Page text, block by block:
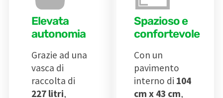
Elevata
autonomia
Grazie ad una
vasca di
raccolta di
227 litri,
Spazioso e
confortevole
Con un
pavimento
interno di 104
cm x 43 cm,